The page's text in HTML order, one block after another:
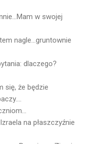
w swojej
nagle...gruntownie
dlaczego?
się, że będzie
na płaszczyźnie